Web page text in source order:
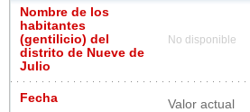
Nombre de los
habitantes
(gentilicio) del
distrito de Nueve de
Julio
No disponible
Fecha Valor actual